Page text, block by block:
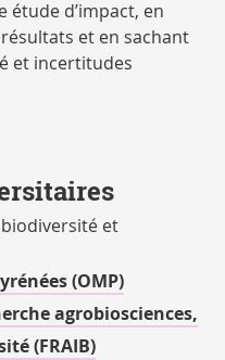
étude d’impact, en
et en sachant
et incertitudes
et
(OMP)
agrobiosciences,
(FRAIB)